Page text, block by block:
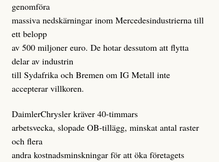
genomföra
massiva nedskärningar inom Mercedesindustrierna till
ett belopp
av 500 miljoner euro. De hotar dessutom att flytta
delar av industrin
till Sydafrika och Bremen om IG Metall inte
accepterar villkoren.
DaimlerChrysler kräver 40-timmars
arbetsvecka, slopade OB-tillägg, minskat antal raster
och flera
andra kostnadsminskningar för att öka företagets